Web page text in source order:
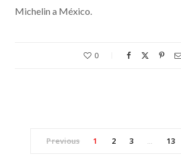
Michelin a México.
0
Previous 1 2 3 13